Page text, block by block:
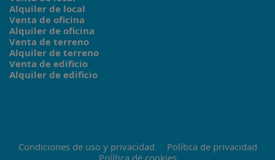
Alquiler de local
Venta de oficina
Alquiler de oficina
Venta de terreno
Alquiler de terreno
Venta de edificio
Alquiler de edificio
Condiciones de uso y privacidad
Política de privacidad
Política de cookies